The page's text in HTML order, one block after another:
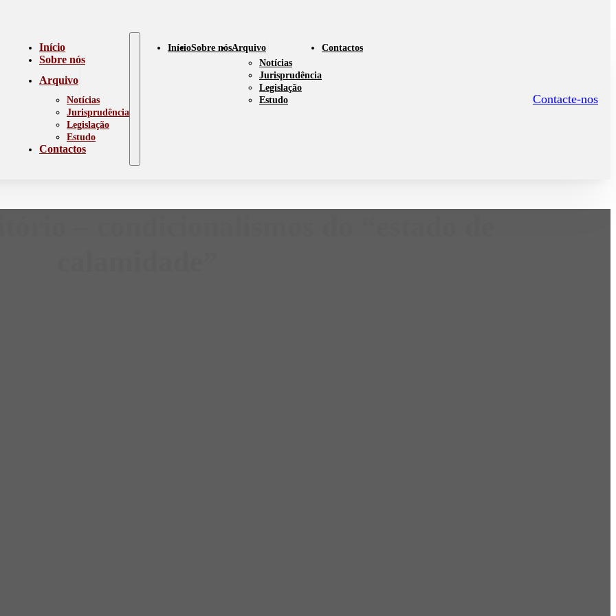
Início
Sobre nós
Arquivo
Notícias
Jurisprudência
Legislação
Estudo
Contactos
InícioSobre nósArquivo
Notícias
Jurisprudência
Legislação
Estudo
Contactos
Contacte-nos